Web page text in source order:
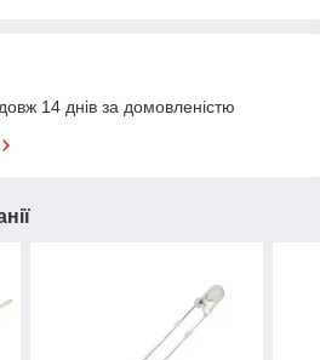
14 днів за домовленістю